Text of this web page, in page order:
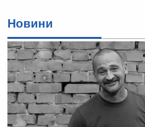
Новини